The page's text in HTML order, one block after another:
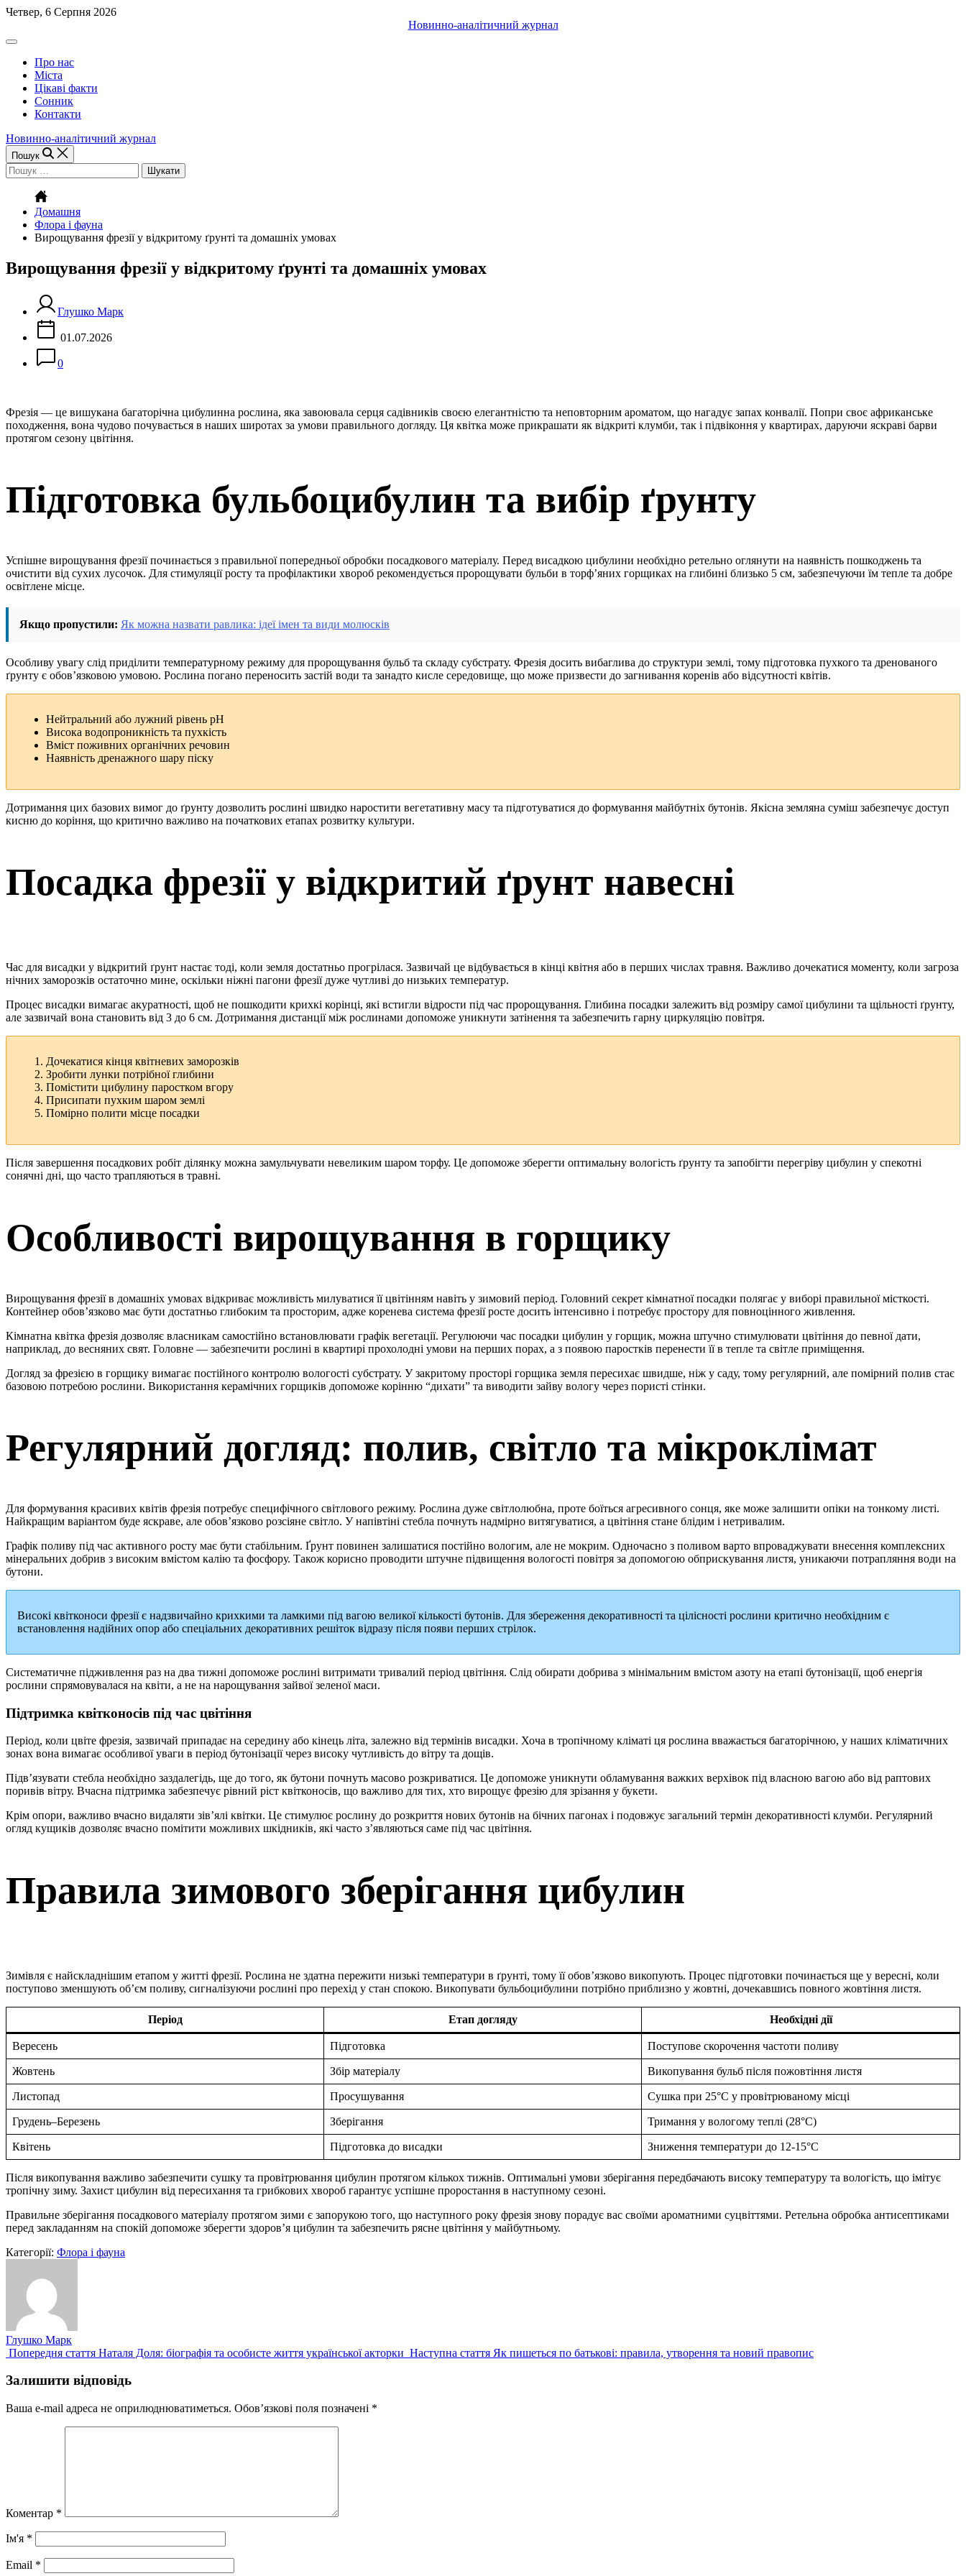
Перейти
вмісту
Четвер, 6 Серпня 2026
Новинно-аналітичний журнал
Off
Canvas
(поза
полотном)
Про нас
Міста
Цікаві факти
Сонник
Контакти
Новинно-аналітичний журнал
Пошук
Пошук:
Домашня
Флора і фауна
Вирощування фрезії у відкритому ґрунті та домашніх умовах
Вирощування фрезії у відкритому ґрунті та домашніх умовах
Глушко Марк
01.07.2026
0
Фрезія — це вишукана багаторічна цибулинна рослина, яка завоювала серця садівників своєю елегантністю та неповторним ароматом, що нагадує запах конвалії. Попри своє африканське
походження, вона чудово почувається в наших широтах за умови правильного догляду. Ця квітка може прикрашати як відкриті клумби, так і підвіконня у квартирах, даруючи яскраві барви
протягом сезону цвітіння.
Підготовка бульбоцибулин та вибір ґрунту
Успішне вирощування фрезії починається з правильної попередньої обробки посадкового матеріалу. Перед висадкою цибулини необхідно ретельно оглянути на наявність пошкоджень та
очистити від сухих лусочок. Для стимуляції росту та профілактики хвороб рекомендується пророщувати бульби в торф’яних горщиках на глибині близько 5 см, забезпечуючи їм тепле та добре
освітлене місце.
Якщо пропустили: Як можна назвати равлика: ідеї імен та види молюсків
Особливу увагу слід приділити температурному режиму для пророщування бульб та складу субстрату. Фрезія досить вибаглива до структури землі, тому підготовка пухкого та дренованого
ґрунту є обов’язковою умовою. Рослина погано переносить застій води та занадто кисле середовище, що може призвести до загнивання коренів або відсутності квітів.
Нейтральний або лужний рівень pH
Висока водопроникність та пухкість
Вміст поживних органічних речовин
Наявність дренажного шару піску
Дотримання цих базових вимог до ґрунту дозволить рослині швидко наростити вегетативну масу та підготуватися до формування майбутніх бутонів. Якісна земляна суміш забезпечує доступ
кисню до коріння, що критично важливо на початкових етапах розвитку культури.
Посадка фрезії у відкритий ґрунт навесні
Час для висадки у відкритий ґрунт настає тоді, коли земля достатньо прогрілася. Зазвичай це відбувається в кінці квітня або в перших числах травня. Важливо дочекатися моменту, коли загроза
нічних заморозків остаточно мине, оскільки ніжні пагони фрезії дуже чутливі до низьких температур.
Процес висадки вимагає акуратності, щоб не пошкодити крихкі корінці, які встигли відрости під час пророщування. Глибина посадки залежить від розміру самої цибулини та щільності ґрунту,
але зазвичай вона становить від 3 до 6 см. Дотримання дистанції між рослинами допоможе уникнути затінення та забезпечить гарну циркуляцію повітря.
Дочекатися кінця квітневих заморозків
Зробити лунки потрібної глибини
Помістити цибулину паростком вгору
Присипати пухким шаром землі
Помірно полити місце посадки
Після завершення посадкових робіт ділянку можна замульчувати невеликим шаром торфу. Це допоможе зберегти оптимальну вологість ґрунту та запобігти перегріву цибулин у спекотні
сонячні дні, що часто трапляються в травні.
Особливості вирощування в горщику
Вирощування фрезії в домашніх умовах відкриває можливість милуватися її цвітінням навіть у зимовий період. Головний секрет кімнатної посадки полягає у виборі правильної місткості.
Контейнер обов’язково має бути достатньо глибоким та просторим, адже коренева система фрезії росте досить інтенсивно і потребує простору для повноцінного живлення.
Кімнатна квітка фрезія дозволяє власникам самостійно встановлювати графік вегетації. Регулюючи час посадки цибулин у горщик, можна штучно стимулювати цвітіння до певної дати,
наприклад, до весняних свят. Головне — забезпечити рослині в квартирі прохолодні умови на перших порах, а з появою паростків перенести її в тепле та світле приміщення.
Догляд за фрезією в горщику вимагає постійного контролю вологості субстрату. У закритому просторі горщика земля пересихає швидше, ніж у саду, тому регулярний, але помірний полив стає
базовою потребою рослини. Використання керамічних горщиків допоможе корінню “дихати” та виводити зайву вологу через пористі стінки.
Регулярний догляд: полив, світло та мікроклімат
Для формування красивих квітів фрезія потребує специфічного світлового режиму. Рослина дуже світлолюбна, проте боїться агресивного сонця, яке може залишити опіки на тонкому листі.
Найкращим варіантом буде яскраве, але обов’язково розсіяне світло. У напівтіні стебла почнуть надмірно витягуватися, а цвітіння стане блідим і нетривалим.
Графік поливу під час активного росту має бути стабільним. Ґрунт повинен залишатися постійно вологим, але не мокрим. Одночасно з поливом варто впроваджувати внесення комплексних
мінеральних добрив з високим вмістом калію та фосфору. Також корисно проводити штучне підвищення вологості повітря за допомогою обприскування листя, уникаючи потрапляння води на
бутони.
Високі квітконоси фрезії є надзвичайно крихкими та ламкими під вагою великої кількості бутонів. Для збереження декоративності та цілісності рослини критично необхідним є
встановлення надійних опор або спеціальних декоративних решіток відразу після появи перших стрілок.
Систематичне підживлення раз на два тижні допоможе рослині витримати тривалий період цвітіння. Слід обирати добрива з мінімальним вмістом азоту на етапі бутонізації, щоб енергія
рослини спрямовувалася на квіти, а не на нарощування зайвої зеленої маси.
Підтримка квітконосів під час цвітіння
Період, коли цвіте фрезія, зазвичай припадає на середину або кінець літа, залежно від термінів висадки. Хоча в тропічному кліматі ця рослина вважається багаторічною, у наших кліматичних
зонах вона вимагає особливої уваги в період бутонізації через високу чутливість до вітру та дощів.
Підв’язувати стебла необхідно заздалегідь, ще до того, як бутони почнуть масово розкриватися. Це допоможе уникнути обламування важких верхівок під власною вагою або від раптових
поривів вітру. Вчасна підтримка забезпечує рівний ріст квітконосів, що важливо для тих, хто вирощує фрезію для зрізання у букети.
Крім опори, важливо вчасно видаляти зів’ялі квітки. Це стимулює рослину до розкриття нових бутонів на бічних пагонах і подовжує загальний термін декоративності клумби. Регулярний
огляд кущиків дозволяє вчасно помітити можливих шкідників, які часто з’являються саме під час цвітіння.
Правила зимового зберігання цибулин
Зимівля є найскладнішим етапом у житті фрезії. Рослина не здатна пережити низькі температури в ґрунті, тому її обов’язково викопують. Процес підготовки починається ще у вересні, коли
поступово зменшують об’єм поливу, сигналізуючи рослині про перехід у стан спокою. Викопувати бульбоцибулини потрібно приблизно у жовтні, дочекавшись повного жовтіння листя.
Період Етап догляду Необхідні дії
Вересень Підготовка Поступове скорочення частоти поливу
Жовтень Збір матеріалу Викопування бульб після пожовтіння листя
Листопад Просушування Сушка при 25°C у провітрюваному місці
Грудень–Березень Зберігання Тримання у вологому теплі (28°C)
Квітень Підготовка до висадки Зниження температури до 12-15°C
Після викопування важливо забезпечити сушку та провітрювання цибулин протягом кількох тижнів. Оптимальні умови зберігання передбачають високу температуру та вологість, що імітує
тропічну зиму. Захист цибулин від пересихання та грибкових хвороб гарантує успішне проростання в наступному сезоні.
Правильне зберігання посадкового матеріалу протягом зими є запорукою того, що наступного року фрезія знову порадує вас своїми ароматними суцвіттями. Ретельна обробка антисептиками
перед закладанням на спокій допоможе зберегти здоров’я цибулин та забезпечить рясне цвітіння у майбутньому.
Категорії: Флора і фауна
Глушко Марк
Попередня стаття Попередній
Наталя Доля: біографія та особисте життя української акторки Наступна стаття Наступний
Як пишеться по батькові: правила, утворення та новий правопис
Залишити відповідь
Ваша e-mail адреса не оприлюднюватиметься. Обов’язкові поля позначені *
Коментар *
Ім'я *
Email *